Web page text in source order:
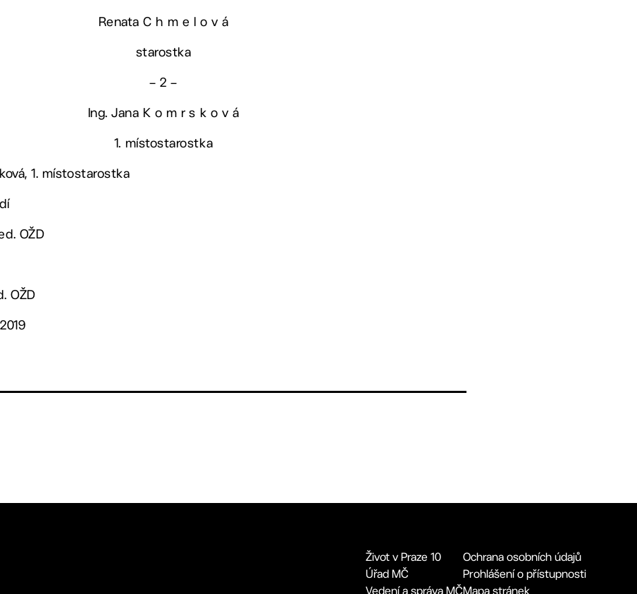
Renata C h m e l o v á
starostka
– 2 –
Ing. Jana K o m r s k o v á
1. místostarostka
1. místostarostka
OŽD
OŽD
Život v Praze 10
Úřad MČ
Vedení a správa MČ
Ochrana osobních údajů
Prohlášení o přístupnosti
Mapa stránek